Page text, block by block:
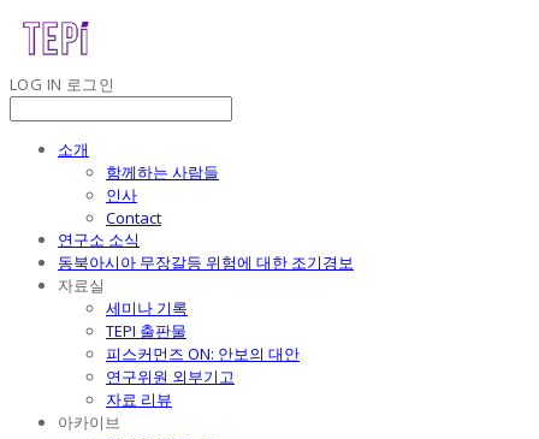
LOG IN 로그인
소개
함께하는 사람들
인사
Contact
연구소 소식
동북아시아 무장갈등 위험에 대한 조기경보
자료실
세미나 기록
TEPI 출판물
피스커먼즈 ON: 안보의 대안
연구위원 외부기고
자료 리뷰
아카이브